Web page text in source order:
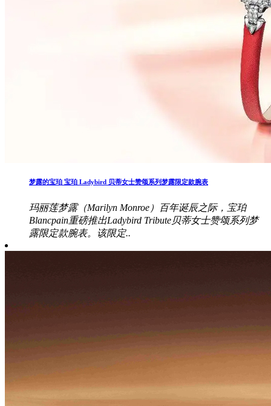
梦露的宝珀 宝珀 Ladybird 贝蒂女士赞颂系列梦露限定款腕表
玛丽莲梦露（Marilyn Monroe）百年诞辰之际，宝珀
Blancpain重磅推出Ladybird Tribute贝蒂女士赞颂系列梦
露限定款腕表。该限定..